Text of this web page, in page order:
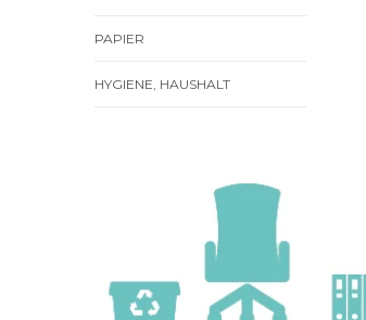
PAPIER
HYGIENE, HAUSHALT